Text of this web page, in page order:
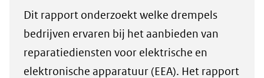
naar
een
andere
website)
Dit rapport onderzoekt welke drempels
bedrijven ervaren bij het aanbieden van
reparatiediensten voor elektrische en
elektronische apparatuur (EEA). Het rapport